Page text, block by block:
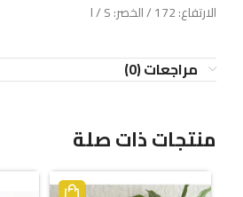
الارتفاع: 172 / الخصر: S / ا
مراجعات (0)
منتجات ذات صلة